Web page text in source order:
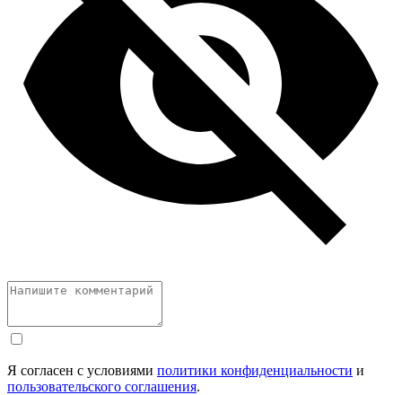
Я согласен с условиями политики конфиденциальности и
пользовательского соглашения.